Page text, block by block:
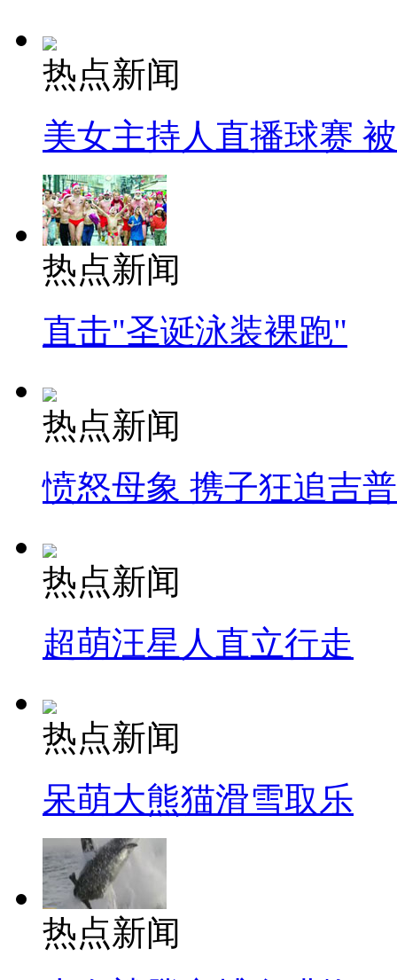
热点新闻
美女主持人直播球赛
热点新闻
直击"圣诞泳装裸跑"
热点新闻
愤怒母象 携子狂追吉
热点新闻
超萌汪星人直立行走
热点新闻
呆萌大熊猫滑雪取乐
热点新闻